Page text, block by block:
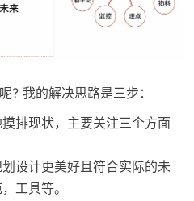
? 我的解决思路是三步：
排现状，主要关注三个方面
设计更美好且符合实际的未
工具等。